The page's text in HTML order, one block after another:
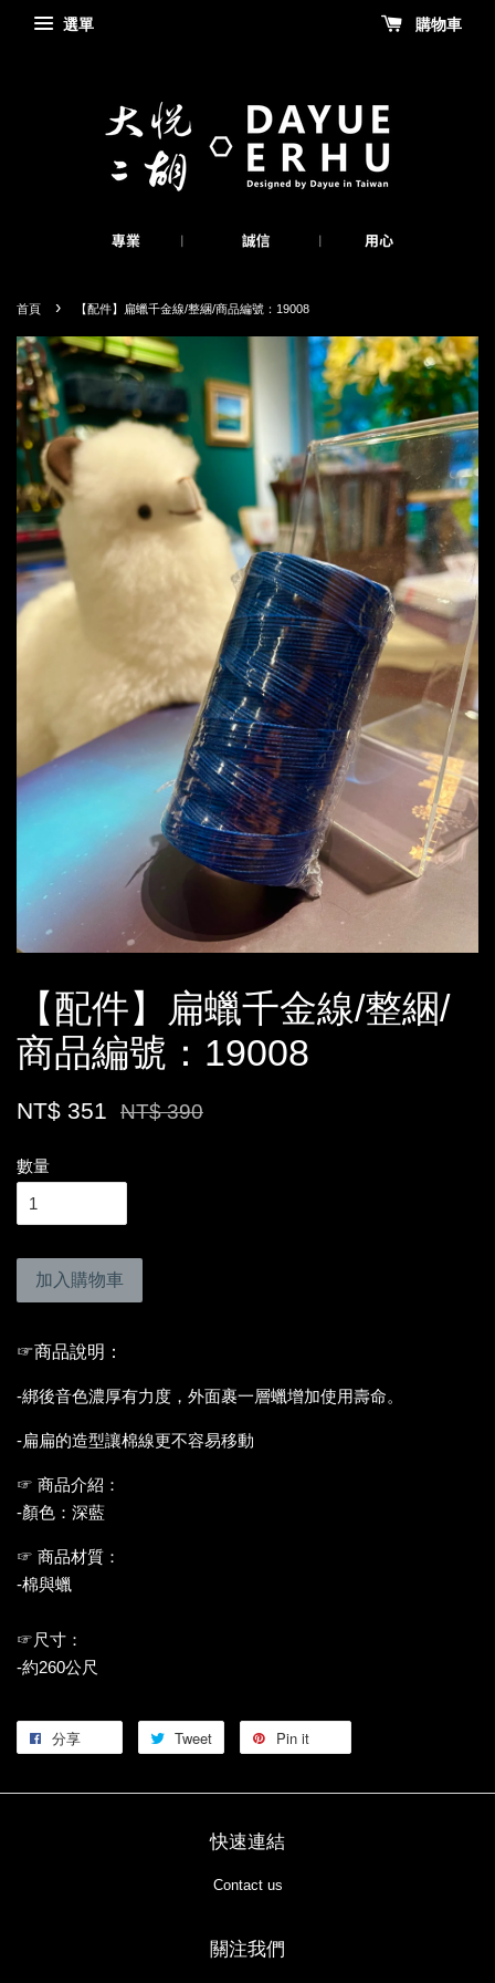
選單 購物車
首頁 › 【配件】扁蠟千金線/整綑/商品編號：19008
【配件】扁蠟千金線/整綑/
商品編號：19008
NT$ 351 NT$ 390
數量
加入購物車
☞商品說明：
-綁後音色濃厚有力度，外面裹一層蠟增加使用壽命。
-扁扁的造型讓棉線更不容易移動
☞ 商品介紹：
-顏色：深藍
☞ 商品材質：
-棉與蠟
☞尺寸：
-約260公尺
分享 Tweet Pin it
快速連結
Contact us
關注我們